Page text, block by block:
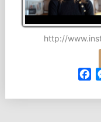
http://